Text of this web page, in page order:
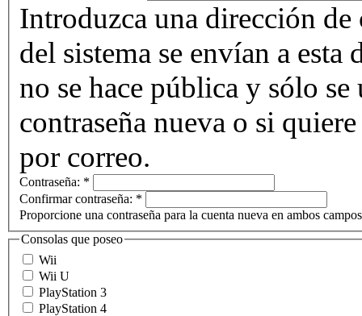
Introduzca una dirección
del sistema se envían a
no se hace pública y sólo
contraseña nueva o si
por correo.
Contraseña: *
Confirmar contraseña: *
Proporcione una contraseña para la cuenta nueva en ambos
Consolas que poseo
Wii
Wii U
PlayStation 3
PlayStation 4